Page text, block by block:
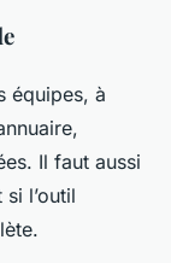
équipes, à
Il faut aussi
l’outil